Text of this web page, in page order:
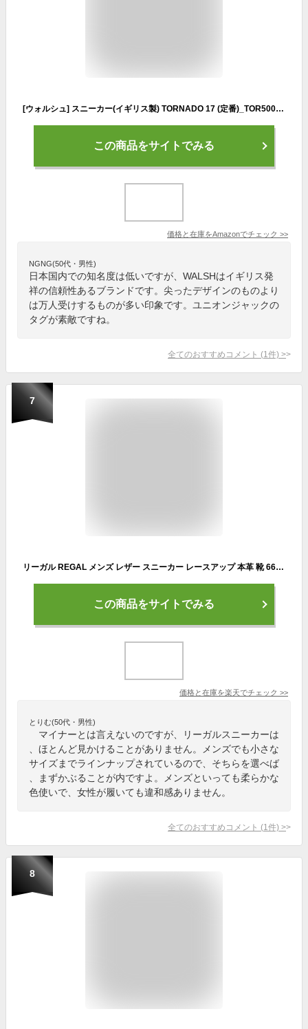
[ウォルシュ] スニーカー(イギリス製) TORNADO 17 (定番)_TOR50064 ホワイト 22.5 cm
この商品をサイトでみる
価格と在庫をAmazonでチェック >>
NGNG(50代・男性)
日本国内での知名度は低いですが、WALSHはイギリス発
祥の信頼性あるブランドです。尖ったデザインのものより
は万人受けするものが多い印象です。ユニオンジャックの
タグが素敵ですね。
全てのおすすめコメント (1 件) >
7
リーガル REGAL メンズ レザー スニーカー レースアップ 本革 靴 66MR AD
この商品をサイトでみる
価格と在庫を楽天でチェック >>
とりむ(50代・男性)
マイナーとは言えないのですが、リーガルスニーカーは
、ほとんど見かけることがありません。メンズでも小さな
サイズまでラインナップされているので、そちらを選べば
、まずかぶることが内ですよ。メンズといっても柔らかな
色使いで、女性が履いても違和感ありません。
全てのおすすめコメント (1 件) >
8